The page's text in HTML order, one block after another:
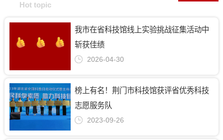
Hot topic
我市在省科技馆线上实验挑战征集活动中
斩获佳绩
2026-04-30
榜上有名！荆门市科技馆获评省优秀科技
志愿服务队
2023-09-26